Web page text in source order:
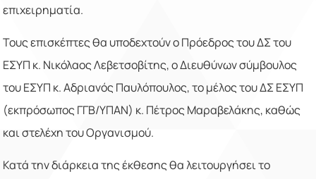
επιχειρηματία.
Τους επισκέπτες θα υποδεχτούν ο Πρόεδρος του ΔΣ του
ΕΣΥΠ κ. Νικόλαος Λεβετσοβίτης, ο Διευθύνων σύμβουλος
του ΕΣΥΠ κ. Αδριανός Παυλόπουλος, το μέλος του ΔΣ ΕΣΥΠ
(εκπρόσωπος ΓΓΒ/ΥΠΑΝ) κ. Πέτρος Μαραβελάκης, καθώς
και στελέχη του Οργανισμού.
Κατά την διάρκεια της έκθεσης θα λειτουργήσει το